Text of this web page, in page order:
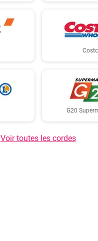
G20
Voir toutes les cordes